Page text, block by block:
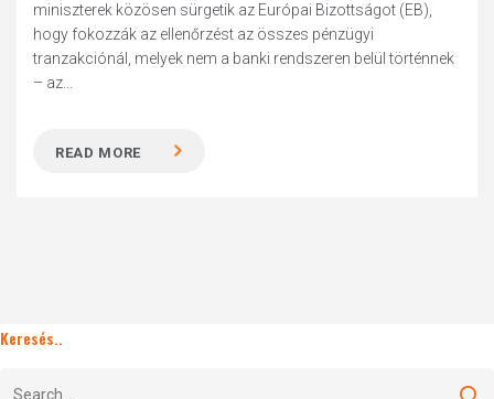
miniszterek közösen sürgetik az Európai Bizottságot (EB),
hogy fokozzák az ellenőrzést az összes pénzügyi
tranzakciónál, melyek nem a banki rendszeren belül történnek
– az...
READ MORE
Keresés..